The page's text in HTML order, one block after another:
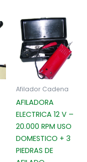
Afilador Cadena
AFILADORA
ELECTRICA 12 V –
20.000 RPM USO
DOMESTICO + 3
PIEDRAS DE